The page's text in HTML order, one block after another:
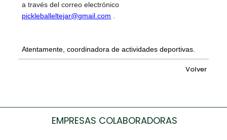
a través del correo electrónico
pickleballeltejar@gmail.com .
Atentamente, coordinadora de actividades deportivas.
Volver
EMPRESAS COLABORADORAS